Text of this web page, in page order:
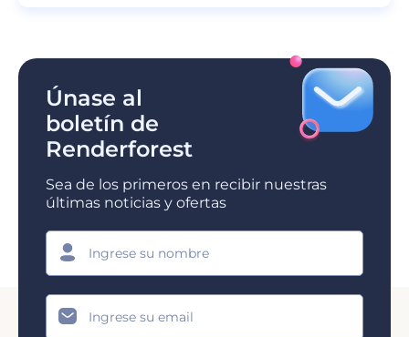
Únase al
boletín de
Renderforest
Sea de los primeros en recibir nuestras
últimas noticias y ofertas